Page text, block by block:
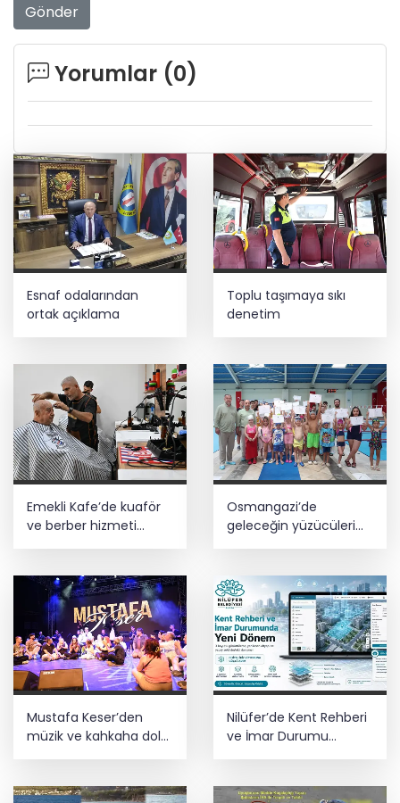
Gönder
Yorumlar (0)
Esnaf odalarından
ortak açıklama
Toplu taşımaya sıkı
denetim
Emekli Kafe’de kuaför
ve berber hizmeti
Osmangazi’de
geleceğin yüzücüleri
Mustafa Keser’den
müzik ve kahkaha dolu
gece
Nilüfer’de Kent Rehberi
ve İmar Durumu
Sorgulama yenilendi